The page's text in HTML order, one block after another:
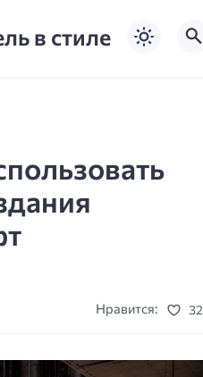
в стиле
Нравится: 32